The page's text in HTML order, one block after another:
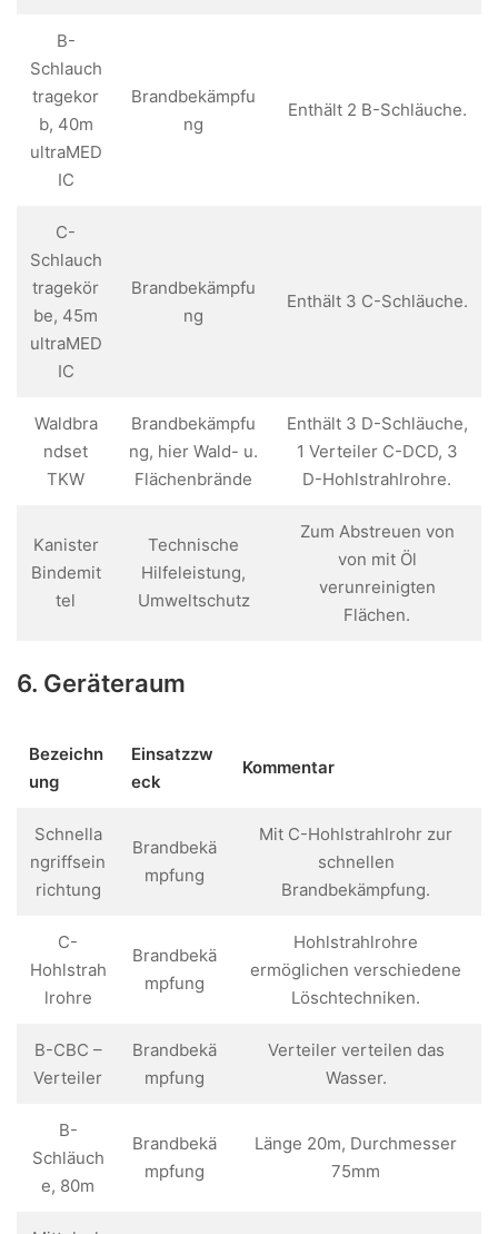
B-
Schlauch
tragekor
b, 40m
ultraMED
IC
Brandbekämpfu
ng
Enthält 2 B-Schläuche.
C-
Schlauch
tragekör
be, 45m
ultraMED
IC
Brandbekämpfu
ng
Enthält 3 C-Schläuche.
Waldbra
ndset
TKW
Brandbekämpfu
ng, hier Wald- u.
Flächenbrände
Enthält 3 D-Schläuche,
1 Verteiler C-DCD, 3
D-Hohlstrahlrohre.
Kanister
Bindemit
tel
Technische
Hilfeleistung,
Umweltschutz
Zum Abstreuen von
von mit Öl
verunreinigten
Flächen.
6. Geräteraum
Bezeichn
ung
Einsatzzw
eck
Kommentar
Schnella
ngriffsein
richtung
Brandbekä
mpfung
Mit C-Hohlstrahlrohr zur
schnellen
Brandbekämpfung.
C-
Hohlstrah
lrohre
Brandbekä
mpfung
Hohlstrahlrohre
ermöglichen verschiedene
Löschtechniken.
B-CBC –
Verteiler
Brandbekä
mpfung
Verteiler verteilen das
Wasser.
B-
Schläuch
e, 80m
Brandbekä
mpfung
Länge 20m, Durchmesser
75mm